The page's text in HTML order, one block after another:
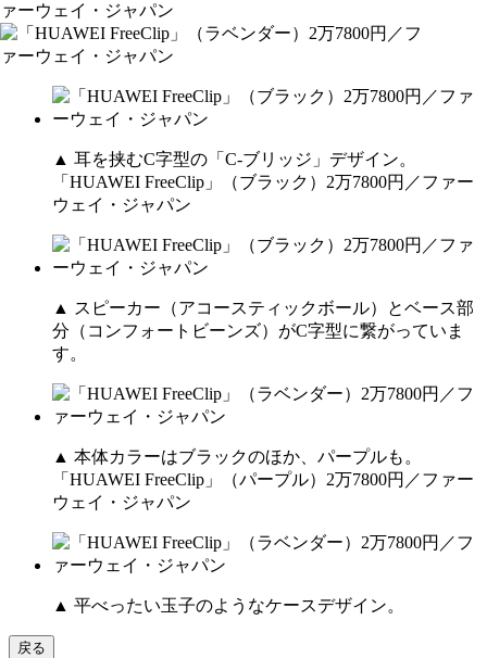
▲ 耳を挟むC字型の「C-ブリッジ」デザイン。
「HUAWEI FreeClip」（ブラック）2万7800円／ファー
ウェイ・ジャパン
▲ スピーカー（アコースティックボール）とベース部
分（コンフォートビーンズ）がC字型に繋がっていま
す。
▲ 本体カラーはブラックのほか、パープルも。
「HUAWEI FreeClip」（パープル）2万7800円／ファー
ウェイ・ジャパン
▲ 平べったい玉子のようなケースデザイン。
戻る